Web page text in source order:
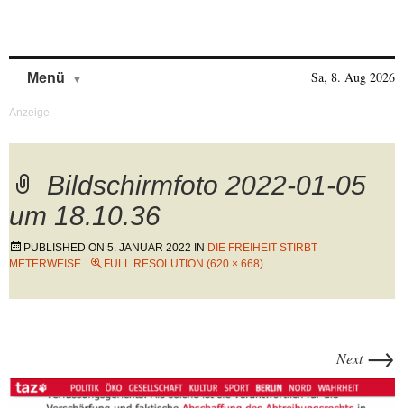
Menü Sa, 8. Aug 2026
Bildschirmfoto 2022-01-05
um 18.10.36
PUBLISHED ON 5. JANUAR 2022 IN DIE FREIHEIT STIRBT
METERWEISE
FULL RESOLUTION (620 × 668)
Next →